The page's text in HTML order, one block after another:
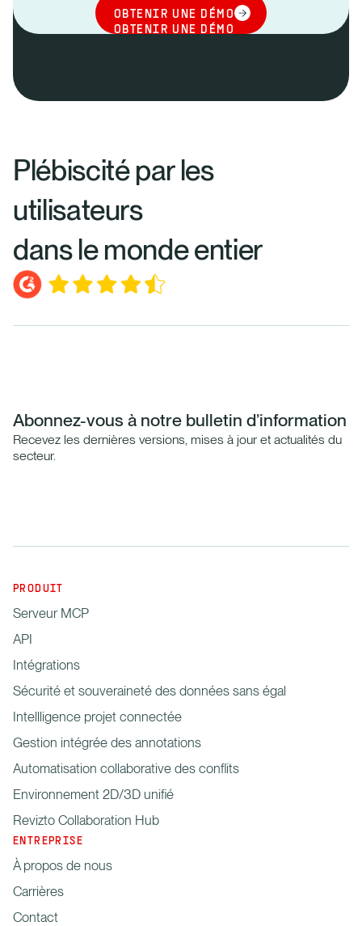
OBTENIR UNE DÉMO
OBTENIR UNE DÉMO
Plébiscité par les
utilisateurs
dans le monde entier
Abonnez-vous à notre bulletin d’information
Recevez les dernières versions, mises à jour et actualités du
secteur.
PRODUIT
Serveur MCP
API
Intégrations
Sécurité et souveraineté des données sans égal
Intellligence projet connectée
Gestion intégrée des annotations
Automatisation collaborative des conflits
Environnement 2D/3D unifié
Revizto Collaboration Hub
ENTREPRISE
À propos de nous
Carrières
Contact